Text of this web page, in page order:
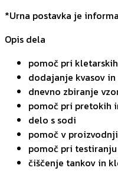
*Urna postavka je
Opis dela
pomoč pri
dodajanje kvasov
dnevno zbiranje
pomoč pri pretokih
delo s sodi
pomoč v
pomoč pri
čiščenje tankov in